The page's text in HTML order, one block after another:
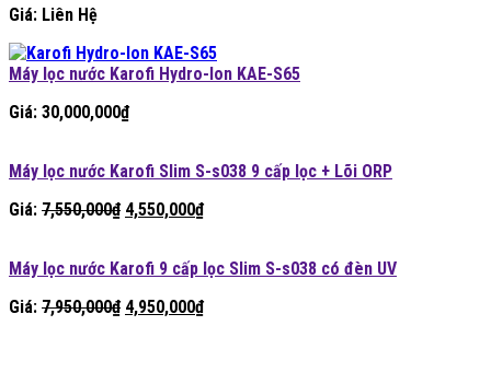
Giá: Liên Hệ
Máy lọc nước Karofi Hydro-Ion KAE-S65
Giá: 30,000,000₫
Máy lọc nước Karofi Slim S-s038 9 cấp lọc + Lõi ORP
Giá: 7,550,000₫ Giá
7,550,000₫.
4,550,000₫Giá
là:
Máy lọc nước Karofi 9 cấp lọc Slim S-s038 có đèn UV
Giá: 7,950,000₫ Giá
4,950,000₫Giá